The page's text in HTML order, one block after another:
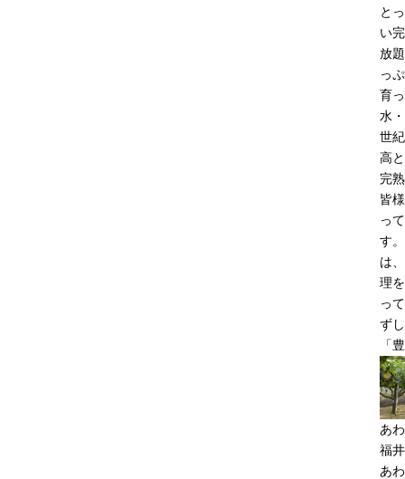
と
い
放
っ
育
水
世
高
完
皆
っ
す
は
理
っ
ず
「
あ
福
あ